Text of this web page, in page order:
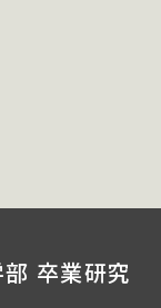
卒業研究